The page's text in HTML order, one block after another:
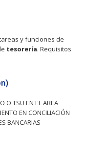
y funciones de
tesorería. Requisitos
O TSU EN EL AREA
EN CONCILIACIÓN
BANCARIAS